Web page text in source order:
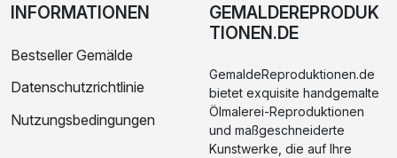
INFORMATIONEN
Bestseller Gemälde
Datenschutzrichtlinie
Nutzungsbedingungen
GEMALDEREPRODUK
TIONEN.DE
GemaldeReproduktionen.de
bietet exquisite handgemalte
Ölmalerei-Reproduktionen
und maßgeschneiderte
Kunstwerke, die auf Ihre